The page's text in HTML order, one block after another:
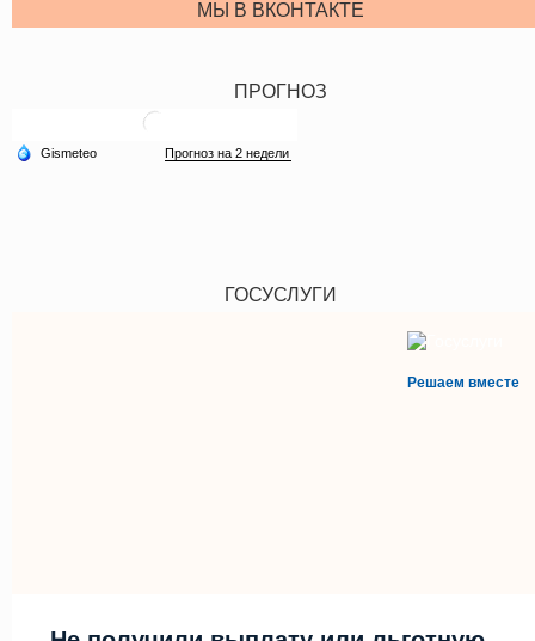
МЫ В ВКОНТАКТЕ
ПРОГНОЗ
ГОСУСЛУГИ
Решаем вместе